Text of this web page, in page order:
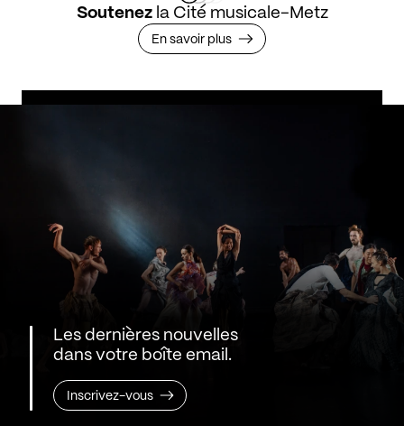
Soutenezla Cité musicale-Metz
En savoir plus
Les dernières nouvelles
dans votre boîte email.
Inscrivez-vous